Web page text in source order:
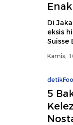
Di
eksis
Suisse
Kamis,
5